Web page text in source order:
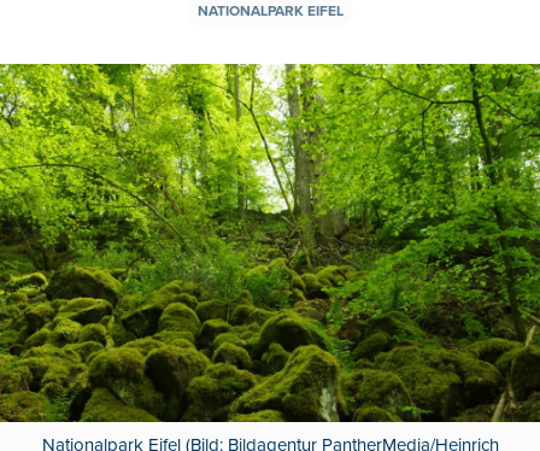
NATIONALPARK EIFEL
Nationalpark Eifel (Bild: Bildagentur PantherMedia/Heinrich